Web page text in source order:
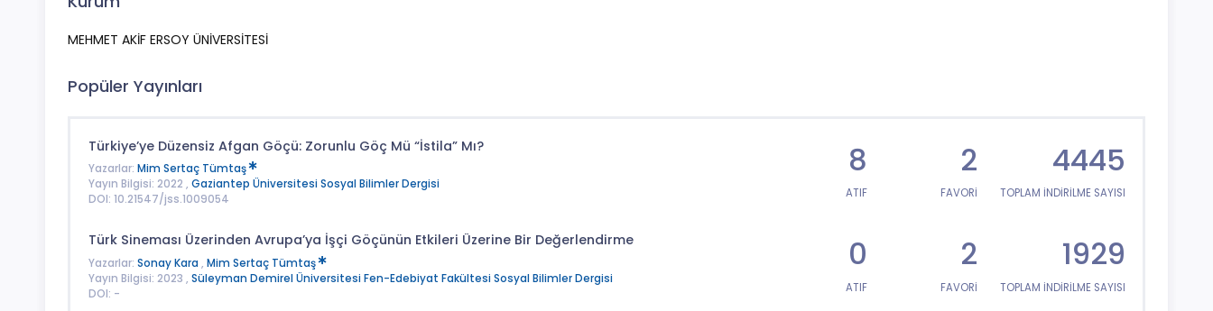
MEHMET AKİF ERSOY ÜNİVERSİTESİ
Popüler Yayınları
Türkiye’ye Düzensiz Afgan Göçü: Zorunlu Göç Mü “İstila” Mı?
Yazarlar: Mim Sertaç Tümtaş
Yayın Bilgisi: 2022 , Gaziantep Üniversitesi Sosyal Bilimler Dergisi
DOI: 10.21547/jss.1009054
8
ATIF
2
FAVORİ
4445
TOPLAM İNDİRİLME SAYISI
Türk Sineması Üzerinden Avrupa’ya İşçi Göçünün Etkileri Üzerine Bir Değerlendirme
Yazarlar: Sonay Kara , Mim Sertaç Tümtaş
Yayın Bilgisi: 2023 , Süleyman Demirel Üniversitesi Fen-Edebiyat Fakültesi Sosyal Bilimler Dergisi
DOI: -
0
ATIF
2
FAVORİ
1929
TOPLAM İNDİRİLME SAYISI